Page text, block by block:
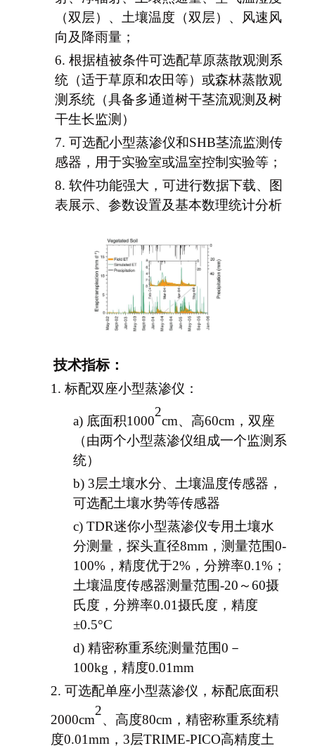
（双层）、土壤温度（双层）、风速风
向及降雨量；
6. 根据植被条件可选配草原蒸散观测系
统（适于草原和农田等）或森林蒸散观
测系统（具备多通道树干茎流观测及树
干生长监测）
7. 可选配小型蒸渗仪和SHB茎流监测传
感器，用于实验室或温室控制实验等；
8. 软件功能强大，可进行数据下载、图
表展示、参数设置及基本数理统计分析
技术指标：
1. 标配双座小型蒸渗仪：
a) 底面积1000
2
cm、高60cm，双座
（由两个小型蒸渗仪组成一个监测系
统）
b) 3层土壤水分、土壤温度传感器，
可选配土壤水势等传感器
c) TDR迷你小型蒸渗仪专用土壤水
分测量，探头直径8mm，测量范围0-
100%，精度优于2%，分辨率0.1%；
土壤温度传感器测量范围-20～60摄
氏度，分辨率0.01摄氏度，精度
±0.5°C
d) 精密称重系统测量范围0－
100kg，精度0.01mm
2. 可选配单座小型蒸渗仪，标配底面积
2000cm
2
、高度80cm，精密称重系统精
度0.01mm，3层TRIME-PICO高精度土